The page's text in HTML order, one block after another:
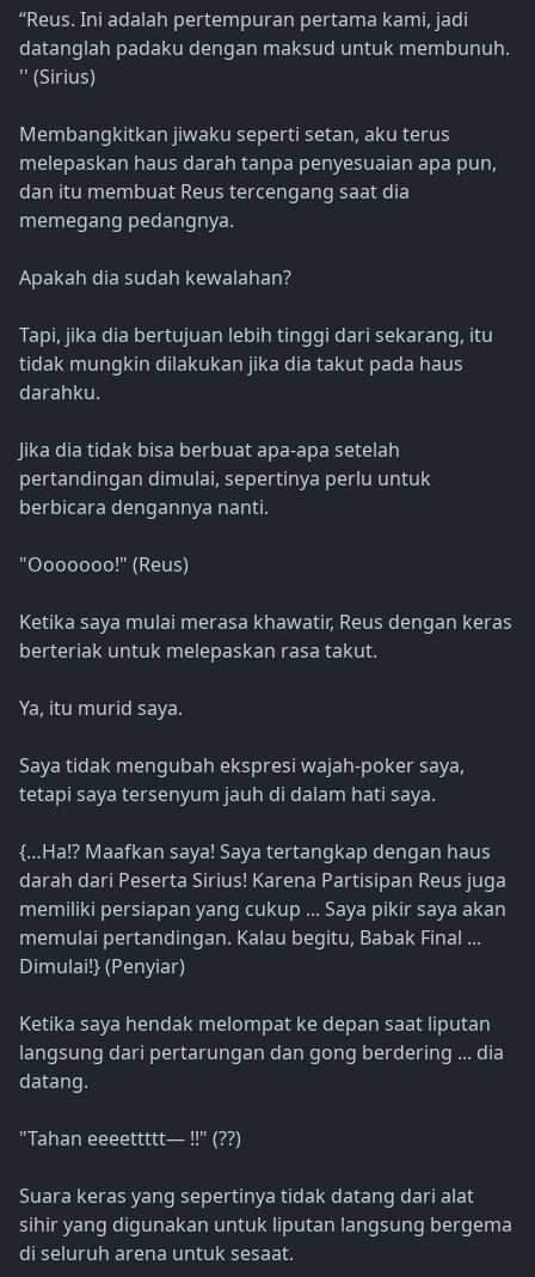
“Reus. Ini adalah pertempuran pertama kami, jadi
datanglah padaku dengan maksud untuk membunuh.
'' (Sirius)
Membangkitkan jiwaku seperti setan, aku terus
melepaskan haus darah tanpa penyesuaian apa pun,
dan itu membuat Reus tercengang saat dia
memegang pedangnya.
Apakah dia sudah kewalahan?
Tapi, jika dia bertujuan lebih tinggi dari sekarang, itu
tidak mungkin dilakukan jika dia takut pada haus
darahku.
Jika dia tidak bisa berbuat apa-apa setelah
pertandingan dimulai, sepertinya perlu untuk
berbicara dengannya nanti.
"Ooooooo!" (Reus)
Ketika saya mulai merasa khawatir, Reus dengan keras
berteriak untuk melepaskan rasa takut.
Ya, itu murid saya.
Saya tidak mengubah ekspresi wajah-poker saya,
tetapi saya tersenyum jauh di dalam hati saya.
{…Ha!? Maafkan saya! Saya tertangkap dengan haus
darah dari Peserta Sirius! Karena Partisipan Reus juga
memiliki persiapan yang cukup ... Saya pikir saya akan
memulai pertandingan. Kalau begitu, Babak Final ...
Dimulai!} (Penyiar)
Ketika saya hendak melompat ke depan saat liputan
langsung dari pertarungan dan gong berdering ... dia
datang.
"Tahan eeeettttt— !!" (??)
Suara keras yang sepertinya tidak datang dari alat
sihir yang digunakan untuk liputan langsung bergema
di seluruh arena untuk sesaat.